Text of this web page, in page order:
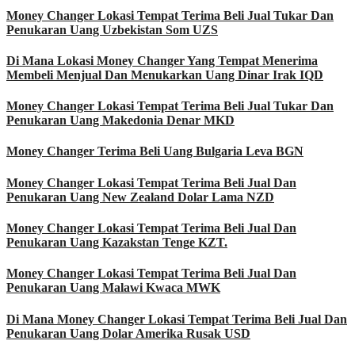
Money Changer Lokasi Tempat Terima Beli Jual Tukar Dan
Penukaran Uang Uzbekistan Som UZS
Di Mana Lokasi Money Changer Yang Tempat Menerima
Membeli Menjual Dan Menukarkan Uang Dinar Irak IQD
Money Changer Lokasi Tempat Terima Beli Jual Tukar Dan
Penukaran Uang Makedonia Denar MKD
Money Changer Terima Beli Uang Bulgaria Leva BGN
Money Changer Lokasi Tempat Terima Beli Jual Dan
Penukaran Uang New Zealand Dolar Lama NZD
Money Changer Lokasi Tempat Terima Beli Jual Dan
Penukaran Uang Kazakstan Tenge KZT.
Money Changer Lokasi Tempat Terima Beli Jual Dan
Penukaran Uang Malawi Kwaca MWK
Di Mana Money Changer Lokasi Tempat Terima Beli Jual Dan
Penukaran Uang Dolar Amerika Rusak USD